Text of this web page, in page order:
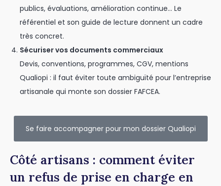
publics, évaluations, amélioration continue… Le
référentiel et son guide de lecture donnent un cadre
très concret.
Sécuriser vos documents commerciaux
Devis, conventions, programmes, CGV, mentions
Qualiopi : il faut éviter toute ambiguïté pour l’entreprise
artisanale qui monte son dossier FAFCEA.
Se faire accompagner pour mon dossier Qualiopi
Côté artisans : comment éviter
un refus de prise en charge en